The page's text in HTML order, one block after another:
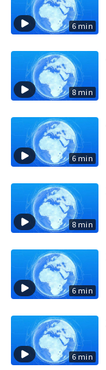
6 min
8 min
6 min
8 min
6 min
6 min